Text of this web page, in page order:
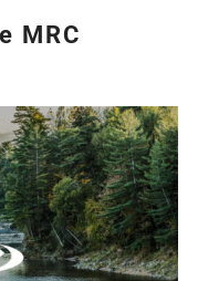
MRC